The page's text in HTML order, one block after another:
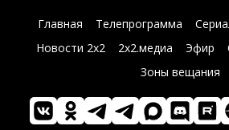
Главная Телепрограмма
Новости 2х2
2х2.медиа Эфир
Зоны вещания